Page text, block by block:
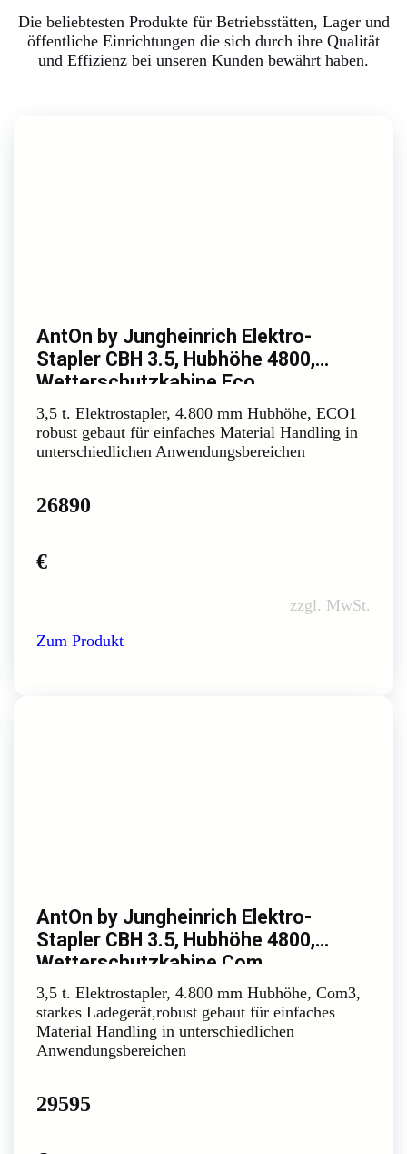
Die beliebtesten Produkte für Betriebsstätten, Lager und
öffentliche Einrichtungen die sich durch ihre Qualität
und Effizienz bei unseren Kunden bewährt haben.
AntOn by Jungheinrich Elektro-
Stapler CBH 3.5, Hubhöhe 4800,
Wetterschutzkabine Eco
3,5 t. Elektrostapler, 4.800 mm Hubhöhe, ECO1
robust gebaut für einfaches Material Handling in
unterschiedlichen Anwendungsbereichen
26890
€
zzgl. MwSt.
Zum Produkt
AntOn by Jungheinrich Elektro-
Stapler CBH 3.5, Hubhöhe 4800,
Wetterschutzkabine Com
3,5 t. Elektrostapler, 4.800 mm Hubhöhe, Com3,
starkes Ladegerät,robust gebaut für einfaches
Material Handling in unterschiedlichen
Anwendungsbereichen
29595